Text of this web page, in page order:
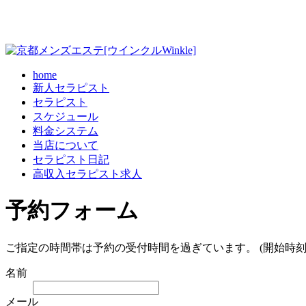
home
新人セラピスト
セラピスト
スケジュール
料金システム
当店について
セラピスト日記
高収入セラピスト求人
予約フォーム
ご指定の時間帯は予約の受付時間を過ぎています。 (開始時
名前
メール